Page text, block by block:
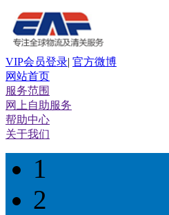
VIP会员登录| 官方微博
网站首页
服务范围
网上自助服务
帮助中心
关于我们
1
2